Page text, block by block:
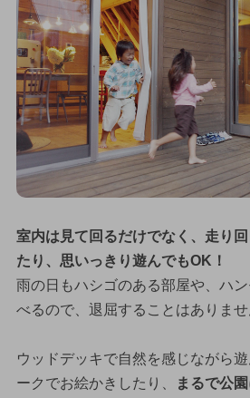
室内は見て回るだけでなく、走り
たり、思いっきり遊んでもOK！
雨の日もハシゴのある部屋や、ハ
べるので、退屈することはありませ
ウッドデッキで自然を感じながら
ークでお絵かきしたり、
まるで公